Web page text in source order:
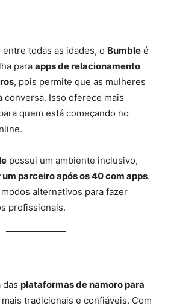
todas as idades, o Bumble é
para apps de relacionamento
, pois permite que as mulheres
conversa. Isso oferece mais
quem está começando no
possui um ambiente inclusivo,
parceiro após os 40 com apps.
alternativos para fazer
profissionais.
das plataformas de namoro para
mais tradicionais e confiáveis. Com